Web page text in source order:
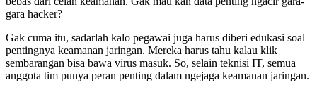
gara hacker?
Gak cuma itu, sadarlah kalo pegawai juga harus diberi edukasi soal
pentingnya keamanan jaringan. Mereka harus tahu kalau klik
sembarangan bisa bawa virus masuk. So, selain teknisi IT, semua
anggota tim punya peran penting dalam ngejaga keamanan jaringan.